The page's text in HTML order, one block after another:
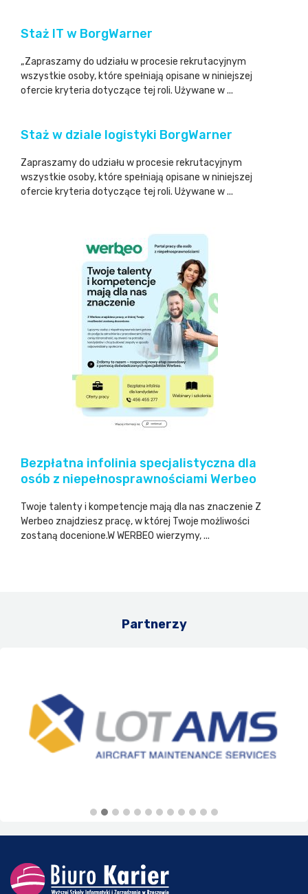
Staż IT w BorgWarner
„Zapraszamy do udziału w procesie rekrutacyjnym
wszystkie osoby, które spełniają opisane w niniejszej
ofercie kryteria dotyczące tej roli. Używane w ...
Staż w dziale logistyki BorgWarner
Zapraszamy do udziału w procesie rekrutacyjnym
wszystkie osoby, które spełniają opisane w niniejszej
ofercie kryteria dotyczące tej roli. Używane w ...
Bezpłatna infolinia specjalistyczna dla
osób z niepełnosprawnościami Werbeo
Twoje talenty i kompetencje mają dla nas znaczenie Z
Werbeo znajdziesz pracę, w której Twoje możliwości
zostaną docenione.W WERBEO wierzymy, ...
Partnerzy